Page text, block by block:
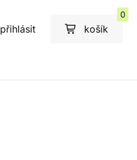
přihlásit košík
0